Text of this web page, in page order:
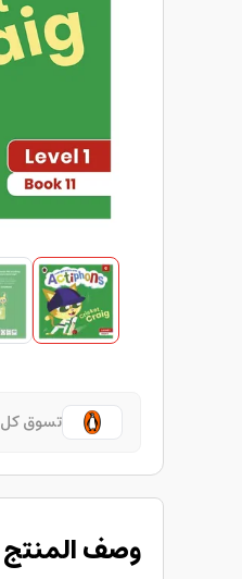
تسوق كل
وصف المنتج